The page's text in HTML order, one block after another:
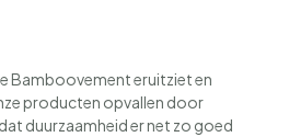
Bamboovement eruitziet en
producten opvallen door
duurzaamheid er net zo goed